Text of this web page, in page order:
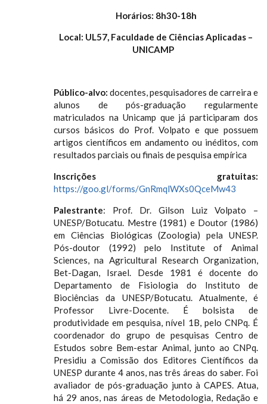
Horários: 8h30-18h
Local: UL57, Faculdade de Ciências Aplicadas –
UNICAMP
Público-alvo: docentes, pesquisadores de carreira e
alunos de pós-graduação regularmente
matriculados na Unicamp que já participaram dos
cursos básicos do Prof. Volpato e que possuem
artigos científicos em andamento ou inéditos, com
resultados parciais ou finais de pesquisa empírica
Inscrições gratuitas:
https://goo.gl/forms/GnRmqlWXs0QceMw43
Palestrante: Prof. Dr. Gilson Luiz Volpato –
UNESP/Botucatu. Mestre (1981) e Doutor (1986)
em Ciências Biológicas (Zoologia) pela UNESP.
Pós-doutor (1992) pelo Institute of Animal
Sciences, na Agricultural Research Organization,
Bet-Dagan, Israel. Desde 1981 é docente do
Departamento de Fisiologia do Instituto de
Biociências da UNESP/Botucatu. Atualmente, é
Professor Livre-Docente. É bolsista de
produtividade em pesquisa, nível 1B, pelo CNPq. É
coordenador do grupo de pesquisas Centro de
Estudos sobre Bem-estar Animal, junto ao CNPq.
Presidiu a Comissão dos Editores Científicos da
UNESP durante 4 anos, nas três áreas do saber. Foi
avaliador de pós-graduação junto à CAPES. Atua,
há 29 anos, nas áreas de Metodologia, Redação e